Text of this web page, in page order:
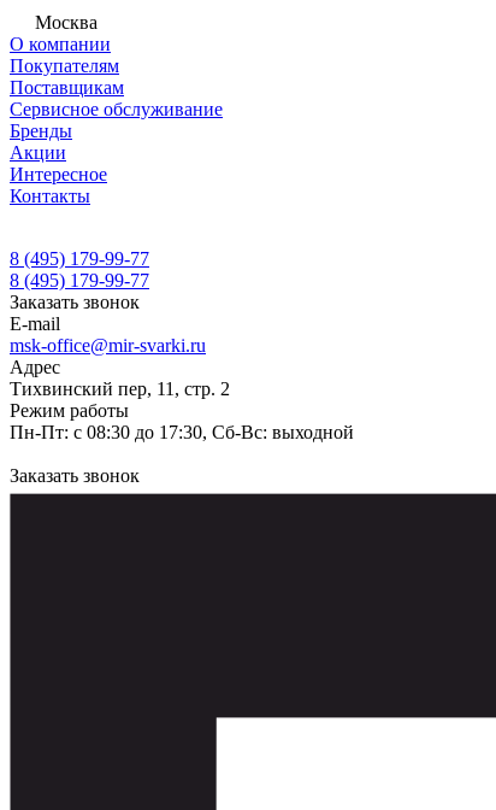
Москва
О компании
Покупателям
Поставщикам
Сервисное обслуживание
Бренды
Акции
Интересное
Контакты
8 (495) 179-99-77
8 (495) 179-99-77
Заказать звонок
E-mail
msk-office@mir-svarki.ru
Адрес
Тихвинский пер, 11, стр. 2
Режим работы
Пн-Пт: с 08:30 до 17:30, Сб-Вс: выходной
Заказать звонок